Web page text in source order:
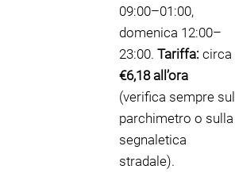
09:00–01:00,
domenica 12:00–
23:00. Tariffa: circa
€6,18 all’ora
(verifica sempre sul
parchimetro o sulla
segnaletica
stradale).